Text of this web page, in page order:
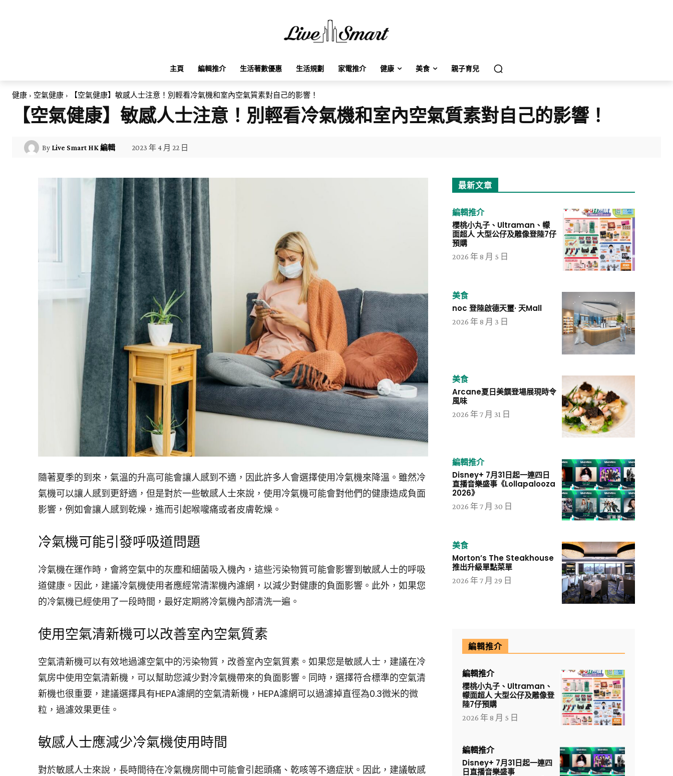
主頁 編輯推介 生活著數優惠 生活規劃 家電推介 健康 美食 親子育兒
健康 空氣健康 【空氣健康】敏感人士注意！別輕看冷氣機和室內空氣質素對自己的影響！
【空氣健康】敏感人士注意！別輕看冷氣機和室內空氣質素對自己的影響！
By Live Smart HK 編輯 2023 年 4 月 22 日
隨著夏季的到來，氣溫的升高可能會讓人感到不適，因此許多人會選擇使用冷氣機來降溫。雖然冷
氣機可以讓人感到更舒適，但是對於一些敏感人士來說，使用冷氣機可能會對他們的健康造成負面
影響，例如會讓人感到乾燥，進而引起喉嚨痛或者皮膚乾燥。
冷氣機可能引發呼吸道問題
冷氣機在運作時，會將空氣中的灰塵和細菌吸入機內，這些污染物質可能會影響到敏感人士的呼吸
道健康。因此，建議冷氣機使用者應經常清潔機內濾網，以減少對健康的負面影響。此外，如果您
的冷氣機已經使用了一段時間，最好定期將冷氣機內部清洗一遍。
使用空氣清新機可以改善室內空氣質素
空氣清新機可以有效地過濾空氣中的污染物質，改善室內空氣質素。如果您是敏感人士，建議在冷
氣房中使用空氣清新機，可以幫助您減少對冷氣機帶來的負面影響。同時，選擇符合標準的空氣清
新機也很重要，建議選擇具有HEPA濾網的空氣清新機，HEPA濾網可以過濾掉直徑為0.3微米的微
粒，過濾效果更佳。
敏感人士應減少冷氣機使用時間
對於敏感人士來說，長時間待在冷氣機房間中可能會引起頭痛、乾咳等不適症狀。因此，建議敏感
最新文章
編輯推介
櫻桃小丸子、Ultraman、幪
面超人 大型公仔及雕像登陸7仔
預購
2026 年 8 月 5 日
美食
noc 登陸啟德天璽· 天Mall
2026 年 8 月 3 日
美食
Arcane夏日美饌登場展現時令
風味
2026 年 7 月 31 日
編輯推介
Disney+ 7月31日起一連四日
直播音樂盛事《Lollapalooza
2026》
2026 年 7 月 30 日
美食
Morton’s The Steakhouse
推出升級單點菜單
2026 年 7 月 29 日
編輯推介
編輯推介
櫻桃小丸子、Ultraman、
幪面超人 大型公仔及雕像登
陸7仔預購
2026 年 8 月 5 日
編輯推介
Disney+ 7月31日起一連四
日直播音樂盛事